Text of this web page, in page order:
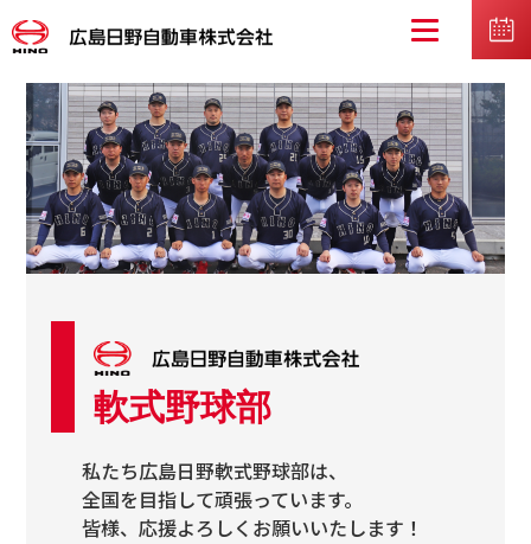
軟式野球部
私たち広島日野軟式野球部は、
全国を目指して頑張っています。
皆様、応援よろしくお願いいたします！